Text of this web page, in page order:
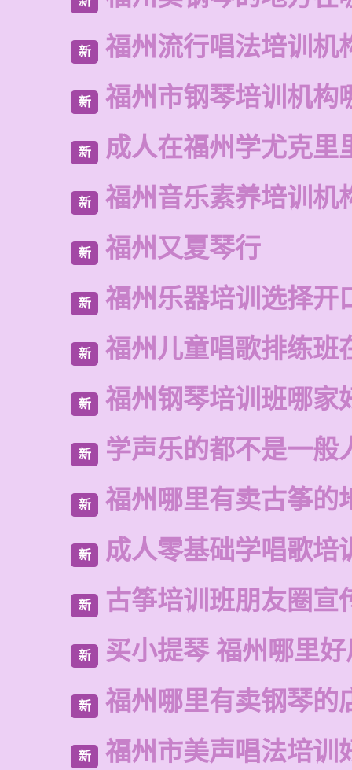
新 福州流行唱法培训机
新 福州市钢琴培训机构
新 成人在福州学尤克里
新 福州音乐素养培训机
新 福州又夏琴行
新 福州乐器培训选择开
新 福州儿童唱歌排练班
新 福州钢琴培训班哪家
新 学声乐的都不是一般
新 福州哪里有卖古筝的
新 成人零基础学唱歌培
新 古筝培训班朋友圈宣
新 买小提琴 福州哪里
新 福州哪里有卖钢琴的
新 福州市美声唱法培训